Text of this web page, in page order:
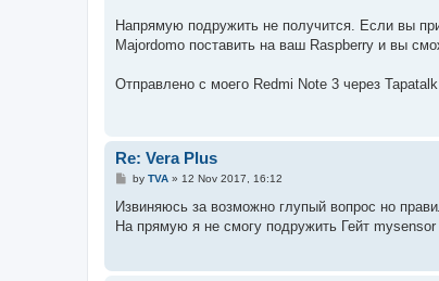
Напрямую подружить не получится. Если вы
Majordomo поставить на ваш Raspberry и вы
Отправлено с моего Redmi Note 3 через Tapatalk
Re: Vera Plus
P
s
by TVA» 12 Nov 2017, 16:12
Извиняюсь за возможно глупый вопрос но
На прямую я не смогу подружить Гейт